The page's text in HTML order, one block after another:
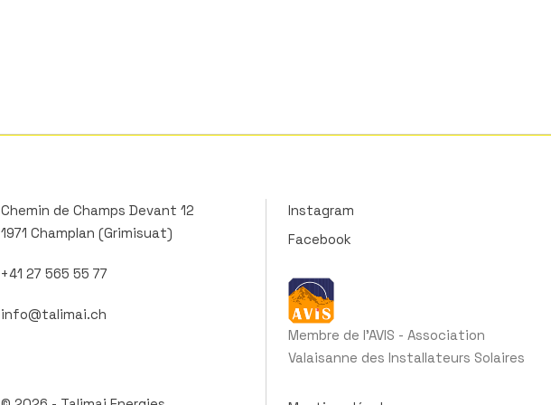
Chemin de Champs Devant 12
1971 Champlan (Grimisuat)
+41 27 565 55 77
info@talimai.ch
Instagram
Facebook
Membre de l'AVIS - Association
Valaisanne des Installateurs Solaires